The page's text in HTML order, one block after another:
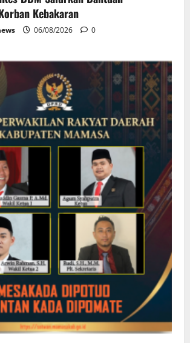
Kebakaran
06/08/2026 0